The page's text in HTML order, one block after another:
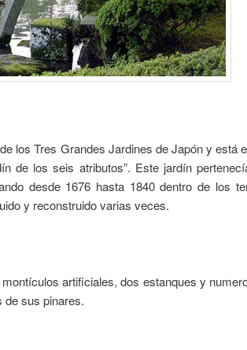
los Tres Grandes Jardines de Japón y está
de los seis atributos”. Este jardín
desde 1676 hasta 1840 dentro de los
y reconstruido varias veces.
artificiales, dos estanques y
de sus pinares.